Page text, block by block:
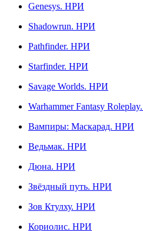
Genesys. НРИ
Shadowrun. НРИ
Pathfinder. НРИ
Starfinder. НРИ
Savage Worlds. НРИ
Warhammer Fantasy
Вампиры: Маскарад. НРИ
Ведьмак. НРИ
Дюна. НРИ
Звёздный путь. НРИ
Зов Ктулху. НРИ
Кориолис. НРИ